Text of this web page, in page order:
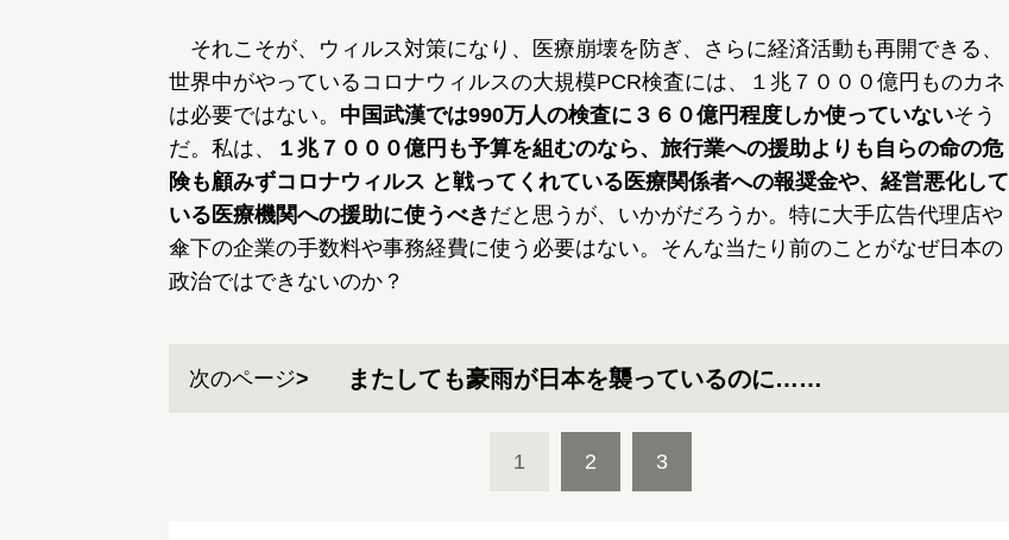
それこそが、ウィルス対策になり、医療崩壊を防ぎ、さらに経済活動も再開できる、
世界中がやっているコロナウィルスの大規模PCR検査には、１兆７０００億円ものカネ
は必要ではない。 中国武漢では990万人の検査に３６０億円程度しか使っていないそう
だ。私は、
１兆７０００億円も予算を組むのなら、旅行業への援助よりも自らの命の危
険も顧みずコロナウィルス と戦ってくれている医療関係者への報奨金や、経営悪化して
いる医療機関への援助に使うべき だと思うが、いかがだろうか。特に大手広告代理店や
傘下の企業の手数料や事務経費に使う必要はない。そんな当たり前のことがなぜ日本の
政治ではできないのか？
次のページ またしても豪雨が日本を襲っているのに……
1 2 3